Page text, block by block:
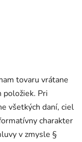
tovaru vrátane
Pri
všetkých daní, ciel
charakter
v zmysle §